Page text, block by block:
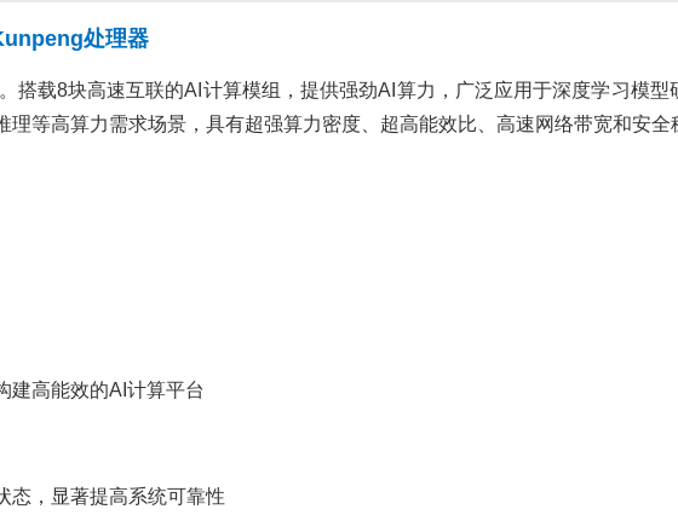
处理器
搭载8块高速互联的AI计算模组，提供强劲AI算力，广泛应用于深度学习模
等高算力需求场景，具有超强算力密度、超高能效比、高速网络带宽和安全
建高能效的AI计算平台
态，显著提高系统可靠性